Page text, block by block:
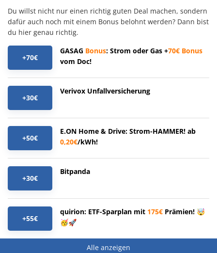
Du willst nicht nur einen richtig guten Deal machen, sondern
dafür auch noch mit einem Bonus belohnt werden? Dann bist
du hier genau richtig.
+70€
GASAG Bonus: Strom oder Gas +70€ Bonus
vom Doc!
+30€
Verivox Unfallversicherung
+50€
E.ON Home & Drive: Strom-HAMMER! ab
0,20€/kWh!
+30€
Bitpanda
+55€
quirion: ETF-Sparplan mit 175€ Prämien! 🤯
🥳🚀
Alle anzeigen